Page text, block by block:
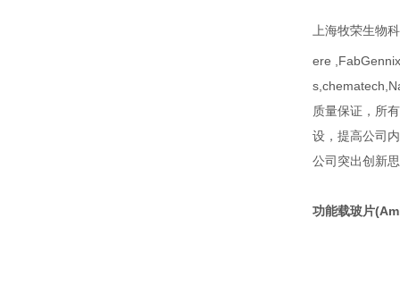
上海牧荣生物
ere
质量保证，所
设，提高公司
公司突出创新
功能载玻片